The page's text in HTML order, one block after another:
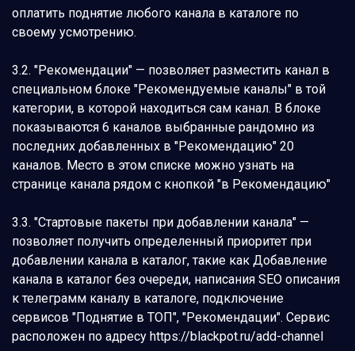
оплатить поднятие любого канала в каталоге по
своему усмотрению.
3.2. "Рекомендации" — позволяет разместить канал в
специальном блоке "Рекомендуемые каналы" в той
категории, в которой находиться сам канал. В блоке
показываются 6 каналов выбранные рандомно из
последних добавленных в "Рекомендацию" 20
каналов. Место в этом списке можно узнать на
странице канала рядом с кнопкой "в Рекомендацию"
3.3. "Стартовые пакеты при добавлении канала" —
позволяет получить определенный приоритет при
добавлении канала в каталог, такие как Добавление
канала в каталог без очереди, написания SEO описания
к телеграмм каналу в каталоге, подключение
сервисов "Поднятие в ТОП", "Рекомендации". Сервис
расположен по адресу https://blackpot.ru/add-channel